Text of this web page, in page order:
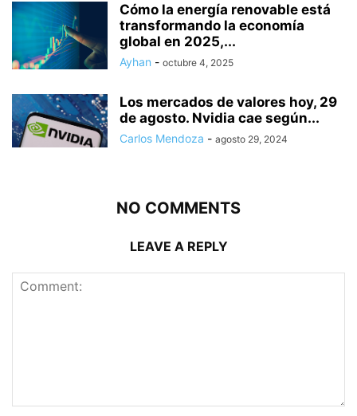
Cómo la energía renovable está
transformando la economía
global en 2025,...
Ayhan - octubre 4, 2025
Los mercados de valores hoy, 29
de agosto. Nvidia cae según...
Carlos Mendoza - agosto 29, 2024
NO COMMENTS
LEAVE A REPLY